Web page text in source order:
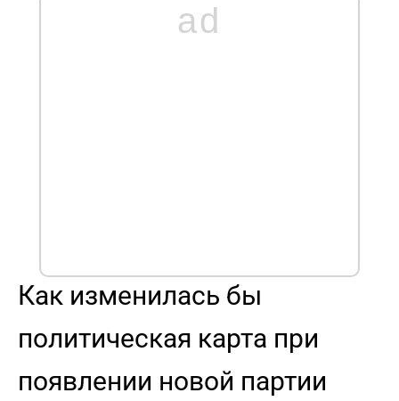
ad
Как изменилась бы
политическая карта при
появлении новой партии